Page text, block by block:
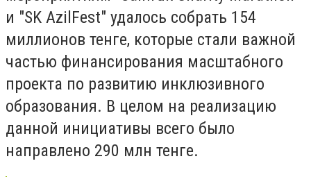
и "SK AzilFest" удалось собрать 154
миллионов тенге, которые стали важной
частью финансирования масштабного
проекта по развитию инклюзивного
образования. В целом на реализацию
данной инициативы всего было
направлено 290 млн тенге.